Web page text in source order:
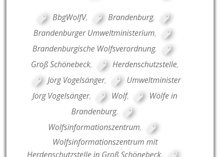
BbgWolfV, Brandenburg,
Brandenburger Umweltministerium,
Brandenburgische Wolfsverordnung,
Groß Schönebeck, Herdenschutzstelle,
Jörg Vogelsänger,
Umweltminister
Jörg Vogelsänger, Wolf,
Wölfe in
Brandenburg,
Wolfsinformationszentrum,
Wolfsinformationszentrum mit
Herdenschutzstelle in Groß Schönebeck,